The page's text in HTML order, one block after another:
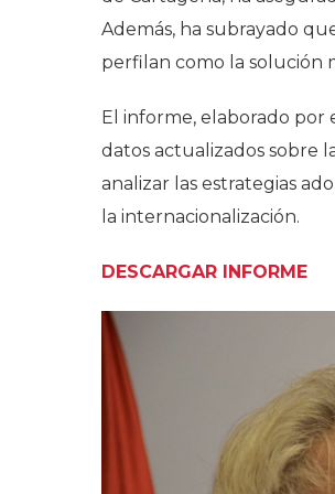
Además, ha subrayado
perfilan como la solución
El informe, elaborado por
datos actualizados sobre
analizar las estrategias
la internacionalización.
DESCARGAR INFORME